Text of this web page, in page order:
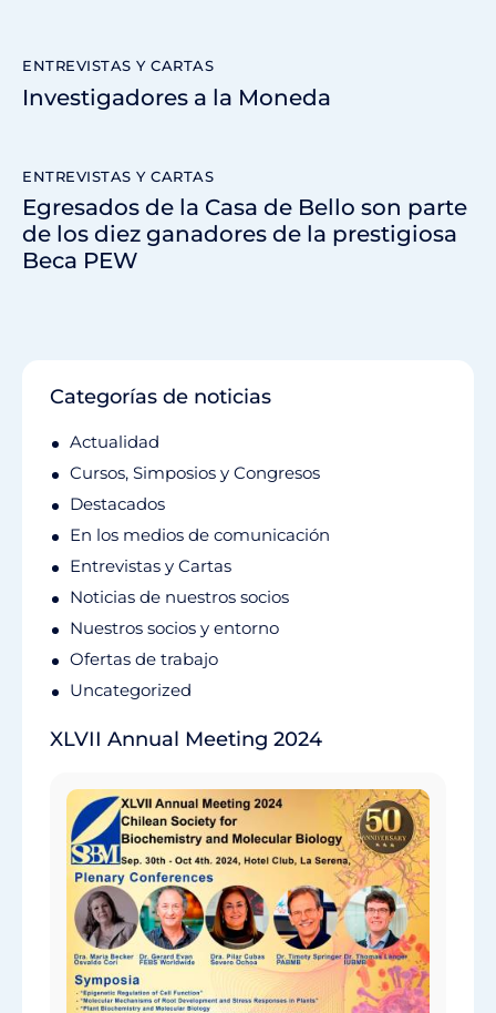
ENTREVISTAS Y CARTAS
Investigadores a la Moneda
ENTREVISTAS Y CARTAS
Egresados de la Casa de Bello son parte
de los diez ganadores de la prestigiosa
Beca PEW
Categorías de noticias
Actualidad
Cursos, Simposios y Congresos
Destacados
En los medios de comunicación
Entrevistas y Cartas
Noticias de nuestros socios
Nuestros socios y entorno
Ofertas de trabajo
Uncategorized
XLVII Annual Meeting 2024